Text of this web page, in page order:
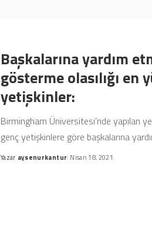
Başkalarına yardım
gösterme olasılığı en
yetişkinler:
Birmingham Üniversitesi’nde yapılan
genç yetişkinlere göre başkalarına
Posted
Yazar aysenurkantur Nisan 18, 2021